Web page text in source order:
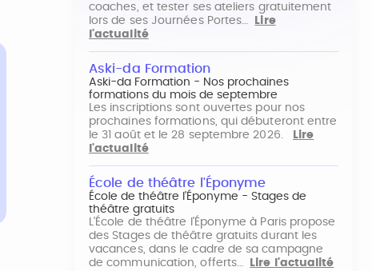
coaches, et tester ses ateliers gratuitement
lors de ses Journées Portes…
Lire
l'actualité
Aski-da Formation
Aski-da Formation - Nos prochaines
formations du mois de septembre
Les inscriptions sont ouvertes pour nos
prochaines formations, qui débuteront entre
le 31 août et le 28 septembre 2026.
Lire
l'actualité
École de théâtre l'Éponyme
École de théâtre l'Éponyme - Stages de
théâtre gratuits
L'École de théâtre l'Éponyme à Paris propose
des Stages de théâtre gratuits durant les
vacances, dans le cadre de sa campagne
de communication, offerts…
Lire l'actualité